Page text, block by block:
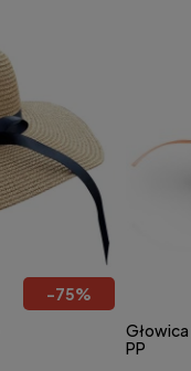
-75%
Głowica
PP